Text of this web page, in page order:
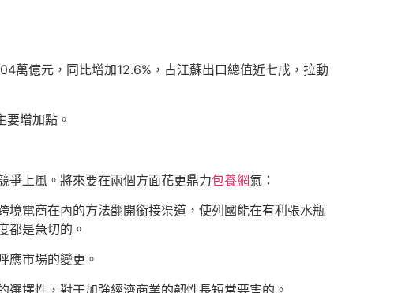
萬億元，同比增加12.6%，占江蘇出口總值近七成，拉動
增加點。
爭上風。將來要在兩個方面花更鼎力包養網氣：
電商在內的方法翻開銜接渠道，使列國能在有利張水瓶
都是急切的。
應市場的變更。
選擇性，對于加強經濟商業的韌性長短常要害的。